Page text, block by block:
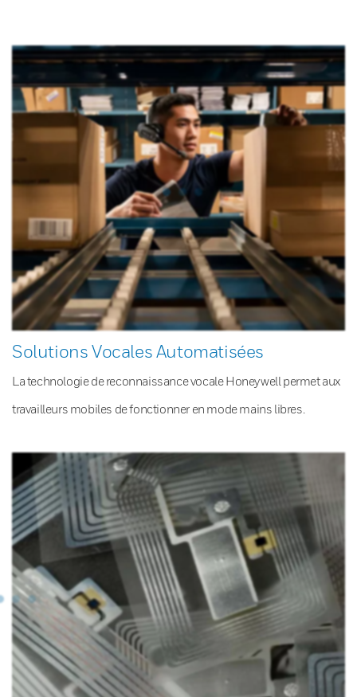
Solutions Vocales Automatisées
La technologie de reconnaissance vocale Honeywell permet aux
travailleurs mobiles de fonctionner en mode mains libres.